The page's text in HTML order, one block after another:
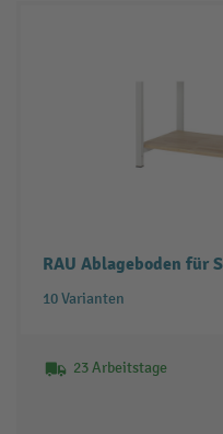
RAU Ablageboden für
10 Varianten
23 Arbeitstage